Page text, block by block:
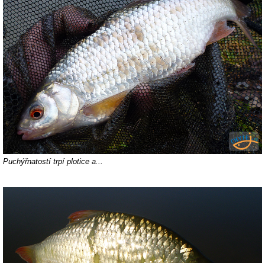
Puchýřnatostí trpí plotice a...